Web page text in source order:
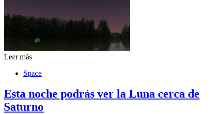
Leer más
Space
Esta noche podrás ver la Luna cerca de
Saturno